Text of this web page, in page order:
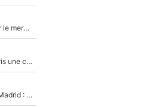
Medina, Rulli, Paixao... ça part dans tous les sens sur le mercato de l'OM : Frank McCourt va enfin récupérer l'argent qu'il attend ?
Sans Ousmane Dembélé et Désiré Doué, le PSG a pris une correction face à Majorque : Luis Enrique attend avec impatience des renforts !
Coup de théâtre en Espagne, Rodri va trahir le Real Madrid : Le Ballon d'Or a choisi de signer au FC Barcelone !